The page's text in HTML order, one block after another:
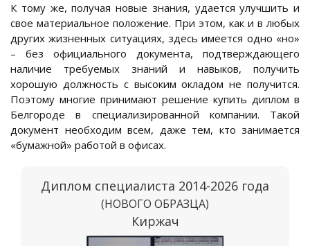
К тому же, получая новые знания, удается улучшить и
свое материальное положение. При этом, как и в любых
других жизненных ситуациях, здесь имеется одно «но»
– без официального документа, подтверждающего
наличие требуемых знаний и навыков, получить
хорошую должность с высоким окладом не получится.
Поэтому многие принимают решение купить диплом в
Белгороде в специализированной компании. Такой
документ необходим всем, даже тем, кто занимается
«бумажной» работой в офисах.
Диплом специалиста 2014-2026 года
(НОВОГО ОБРАЗЦА)
Киржач